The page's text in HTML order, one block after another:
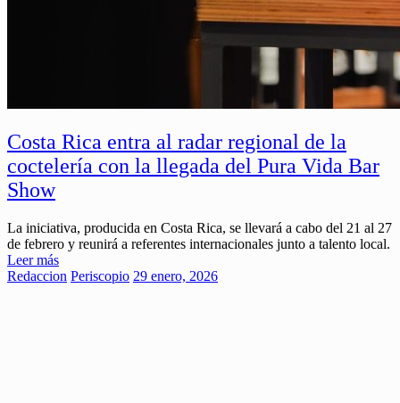
Costa Rica entra al radar regional de la
coctelería con la llegada del Pura Vida Bar
Show
La iniciativa, producida en Costa Rica, se llevará a cabo del 21 al 27
de febrero y reunirá a referentes internacionales junto a talento local.
Leer más
Redaccion Periscopio 29 enero, 2026